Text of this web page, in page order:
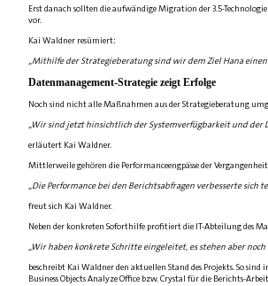
Erst danach sollten die aufwändige Migration der 3.5-
vor.
Kai Waldner resümiert:
„Mithilfe der Strategieberatung sind wir dem Ziel Hana
Datenmanagement-Strategie zeigt Erfolge
Noch sind nicht alle Maßnahmen aus der Strategieberatung
„Wir sind jetzt hinsichtlich der Systemverfügbarkeit und
erläutert Kai Waldner.
Mittlerweile gehören die Performanceengpässe der
„Die Performance bei den Berichtsabfragen verbesserte sich
freut sich Kai Waldner.
Neben der konkreten Soforthilfe profitiert die IT-Abteilung des
„Wir haben konkrete Schritte eingeleitet, es stehen aber
beschreibt Kai Waldner den aktuellen Stand des Projekts. So sind
Business Objects Analyze Office bzw. Crystal für die Berichts-